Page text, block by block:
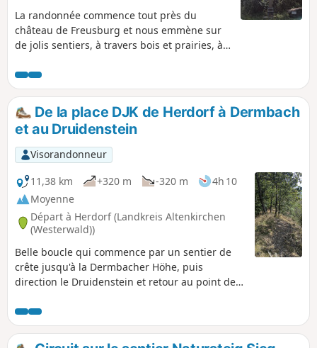
La randonnée commence tout près du
château de Freusburg et nous emmène sur
de jolis sentiers, à travers bois et prairies, à
Giebelberg. On suit en grande partie le
sentier naturel Natursteig Sieg.
De la place DJK de Herdorf à Dermbach
et au Druidenstein
Visorandonneur
11,38 km
+320 m -320 m
4h 10
Moyenne
Départ à Herdorf (Landkreis Altenkirchen
(Westerwald))
Belle boucle qui commence par un sentier de
crête jusqu'à la Dermbacher Höhe, puis
direction le Druidenstein et retour au point de